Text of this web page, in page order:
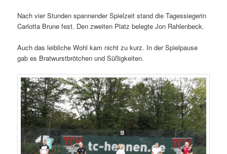
Nach vier Stunden spannender Spielzeit stand die Tagessiegerin
Carlotta Brune fest. Den zweiten Platz belegte Jon Rahlenbeck.
Auch das leibliche Wohl kam nicht zu kurz. In der Spielpause
gab es Bratwurstbrötchen und Süßigkeiten.